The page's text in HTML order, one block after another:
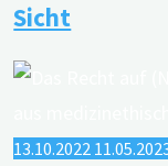
Sicht
13.10.2022